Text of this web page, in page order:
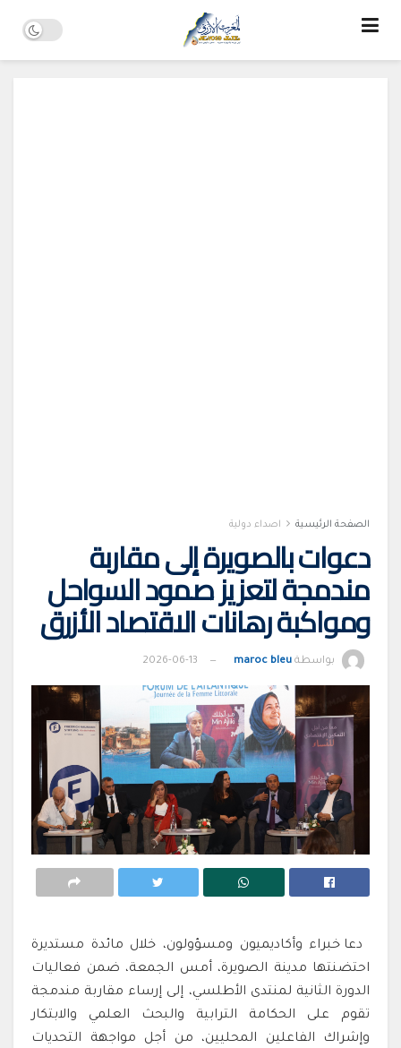
الصفحة الرئيسية اصداء دولية
دعوات بالصويرة إلى مقاربة
مندمجة لتعزيز صمود السواحل
ومواكبة رهانات الاقتصاد الأزرق
بواسطة maroc bleu
2026-06-13
دعا خبراء وأكاديميون ومسؤولون، خلال مائدة مستديرة
احتضنتها مدينة الصويرة، أمس الجمعة، ضمن فعاليات
الدورة الثانية لمنتدى الأطلسي، إلى إرساء مقاربة مندمجة
تقوم على الحكامة الترابية والبحث العلمي والابتكار
وإشراك الفاعلين المحليين، من أجل مواجهة التحديات